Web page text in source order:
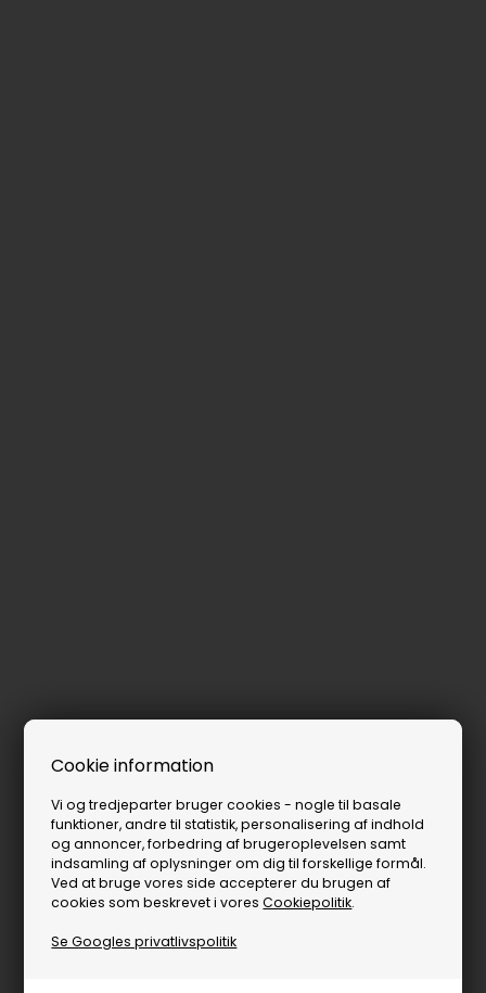
Cookie information
Vi og tredjeparter bruger cookies - nogle til basale
funktioner, andre til statistik, personalisering af indhold
og annoncer, forbedring af brugeroplevelsen samt
indsamling af oplysninger om dig til forskellige formål.
Ved at bruge vores side accepterer du brugen af
cookies som beskrevet i voresCookiepolitik.
Se Googles privatlivspolitik